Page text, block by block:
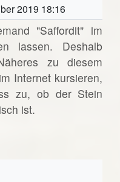
2019 18:16
"Saffordit" im
lassen. Deshalb
zu diesem
Internet kursieren,
zu, ob der Stein
ist.